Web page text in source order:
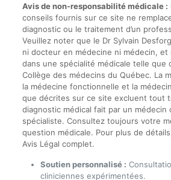
Avis de non-responsabilité médicale :
conseils fournis sur ce site ne
diagnostic ou le traitement d’un
Veuillez noter que le Dr Sylvain
ni docteur en médecine ni médecin, et
dans une spécialité médicale telle que
Collège des médecins du Québec. La
la médecine fonctionnelle et la
que décrites sur ce site excluent tout
diagnostic médical fait par un médecin
spécialiste. Consultez toujours votre
question médicale. Pour plus de
Avis Légal complet.
Soutien personnalisé :
cliniciennes expérimentées.